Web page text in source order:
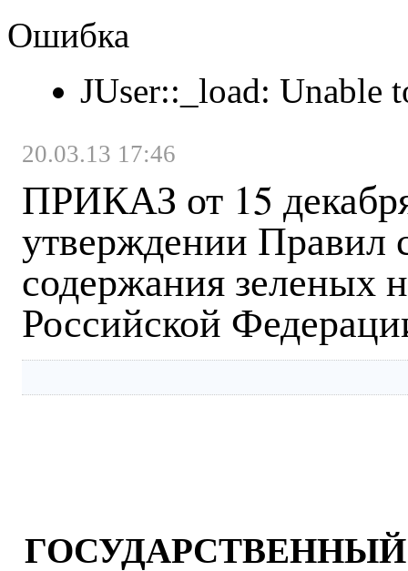
Ошибка
JUser::_load: Unable
20.03.13 17:46
ПРИКАЗ от 15
утверждении Правил
содержания зеленых
Российской